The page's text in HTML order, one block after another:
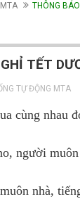
THÔNG
TẾT
TỰ ĐỘNG MTA
cùng nhau
người
nhà,